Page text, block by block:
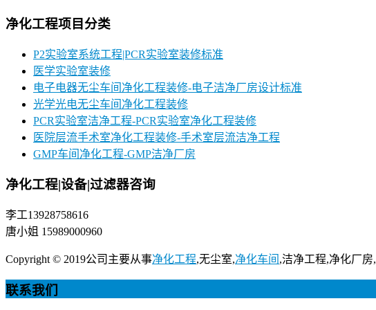
净化工程项目分类
P2实验室系统工程|PCR实验室装修标准
医学实验室装修
电子电器无尘车间净化工程装修-电子洁净厂房设计标准
光学光电无尘车间净化工程装修
PCR实验室洁净工程-PCR实验室净化工程装修
医院层流手术室净化工程装修-手术室层流洁净工程
GMP车间净化工程-GMP洁净厂房
净化工程|设备|过滤器咨询
李工13928758616
唐小姐 15989000960
Copyright © 2019公司主要从事净化工程,无尘室,净化车间 ,洁净工程,净化厂房,
联系我们